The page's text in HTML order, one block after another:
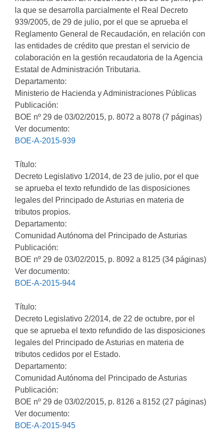
la que se desarrolla parcialmente el Real Decreto
939/2005, de 29 de julio, por el que se aprueba el
Reglamento General de Recaudación, en relación con
las entidades de crédito que prestan el servicio de
colaboración en la gestión recaudatoria de la Agencia
Estatal de Administración Tributaria.
Departamento:
Ministerio de Hacienda y Administraciones Públicas
Publicación:
BOE nº 29 de 03/02/2015, p. 8072 a 8078 (7 páginas)
Ver documento:
BOE-A-2015-939
Título:
Decreto Legislativo 1/2014, de 23 de julio, por el que
se aprueba el texto refundido de las disposiciones
legales del Principado de Asturias en materia de
tributos propios.
Departamento:
Comunidad Autónoma del Principado de Asturias
Publicación:
BOE nº 29 de 03/02/2015, p. 8092 a 8125 (34 páginas)
Ver documento:
BOE-A-2015-944
Título:
Decreto Legislativo 2/2014, de 22 de octubre, por el
que se aprueba el texto refundido de las disposiciones
legales del Principado de Asturias en materia de
tributos cedidos por el Estado.
Departamento:
Comunidad Autónoma del Principado de Asturias
Publicación:
BOE nº 29 de 03/02/2015, p. 8126 a 8152 (27 páginas)
Ver documento:
BOE-A-2015-945